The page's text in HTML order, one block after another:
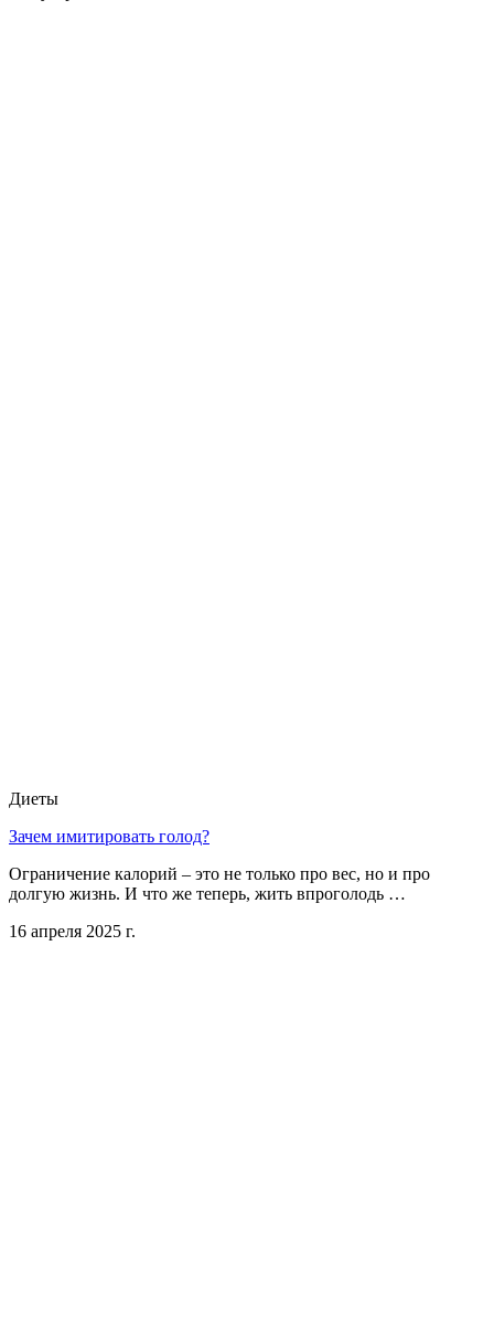
Диеты
Зачем имитировать голод?
Ограничение калорий – это не только про вес, но и про
долгую жизнь. И что же теперь, жить впроголодь …
16 апреля 2025 г.